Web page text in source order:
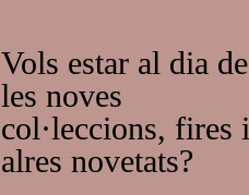
Vols estar al dia de
les noves
col·leccions, fires i
alres novetats?